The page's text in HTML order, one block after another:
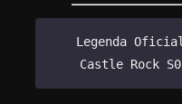
Legenda
Castle Rock